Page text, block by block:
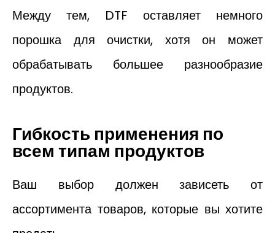
Между тем, DTF оставляет немного
порошка для очистки, хотя он может
обрабатывать большее разнообразие
продуктов.
Гибкость применения по
всем типам продуктов
Ваш выбор должен зависеть от
ассортимента товаров, которые вы хотите